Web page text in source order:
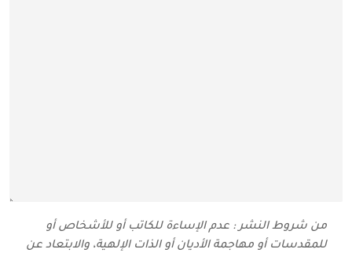
من شروط النشر : عدم الإساءة للكاتب أو للأشخاص أو
للمقدسات أو مهاجمة الأديان أو الذات الإلهية، والابتعاد عن